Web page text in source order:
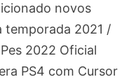
novos
temporada 2021 /
2022 Oficial
PS4 com Cursor